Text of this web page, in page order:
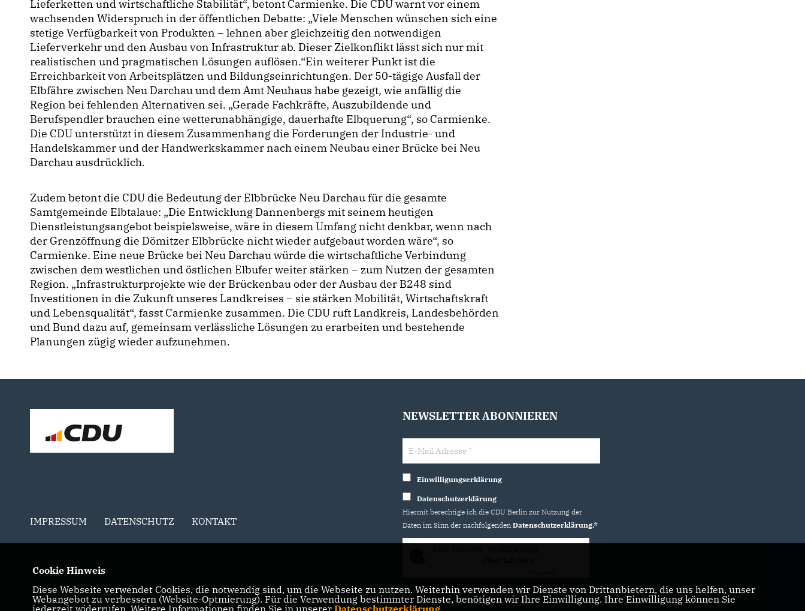
Lieferketten und wirtschaftliche Stabilität“, betont Carmienke. Die CDU warnt vor einem
wachsenden Widerspruch in der öffentlichen Debatte: „Viele Menschen wünschen sich eine
stetige Verfügbarkeit von Produkten – lehnen aber gleichzeitig den notwendigen
Lieferverkehr und den Ausbau von Infrastruktur ab. Dieser Zielkonflikt lässt sich nur mit
realistischen und pragmatischen Lösungen auflösen.“Ein weiterer Punkt ist die
Erreichbarkeit von Arbeitsplätzen und Bildungseinrichtungen. Der 50-tägige Ausfall der
Elbfähre zwischen Neu Darchau und dem Amt Neuhaus habe gezeigt, wie anfällig die
Region bei fehlenden Alternativen sei. „Gerade Fachkräfte, Auszubildende und
Berufspendler brauchen eine wetterunabhängige, dauerhafte Elbquerung“, so Carmienke.
Die CDU unterstützt in diesem Zusammenhang die Forderungen der Industrie- und
Handelskammer und der Handwerkskammer nach einem Neubau einer Brücke bei Neu
Darchau ausdrücklich.
Zudem betont die CDU die Bedeutung der Elbbrücke Neu Darchau für die gesamte
Samtgemeinde Elbtalaue: „Die Entwicklung Dannenbergs mit seinem heutigen
Dienstleistungsangebot beispielsweise, wäre in diesem Umfang nicht denkbar, wenn nach
der Grenzöffnung die Dömitzer Elbbrücke nicht wieder aufgebaut worden wäre“, so
Carmienke. Eine neue Brücke bei Neu Darchau würde die wirtschaftliche Verbindung
zwischen dem westlichen und östlichen Elbufer weiter stärken – zum Nutzen der gesamten
Region. „Infrastrukturprojekte wie der Brückenbau oder der Ausbau der B248 sind
Investitionen in die Zukunft unseres Landkreises – sie stärken Mobilität, Wirtschaftskraft
und Lebensqualität“, fasst Carmienke zusammen. Die CDU ruft Landkreis, Landesbehörden
und Bund dazu auf, gemeinsam verlässliche Lösungen zu erarbeiten und bestehende
Planungen zügig wieder aufzunehmen.
IMPRESSUM DATENSCHUTZ KONTAKT
NEWSLETTER ABONNIEREN
Einwilligungserklärung
Datenschutzerklärung
Hiermit berechtige ich die CDU Berlin zur Nutzung der
Daten im Sinn der nachfolgenden Datenschutzerklärung.*
Cookie Hinweis
Diese Webseite verwendet Cookies, die notwendig sind, um die Webseite zu nutzen. Weiterhin verwenden wir Dienste von Drittanbietern, die uns helfen, unser
Webangebot zu verbessern (Website-Optmierung). Für die Verwendung bestimmter Dienste, benötigen wir Ihre Einwilligung. Ihre Einwilligung können Sie
jederzeit widerrufen. Weitere Informationen finden Sie in unserer Datenschutzerklärung.